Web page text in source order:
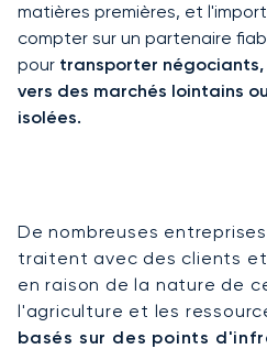
matières premières, et
compter sur un partenaire
pour transporter
vers des marchés lointains
isolées.
De nombreuses
traitent avec des clients et
en raison de la nature de
l'agriculture et les
basés sur des points